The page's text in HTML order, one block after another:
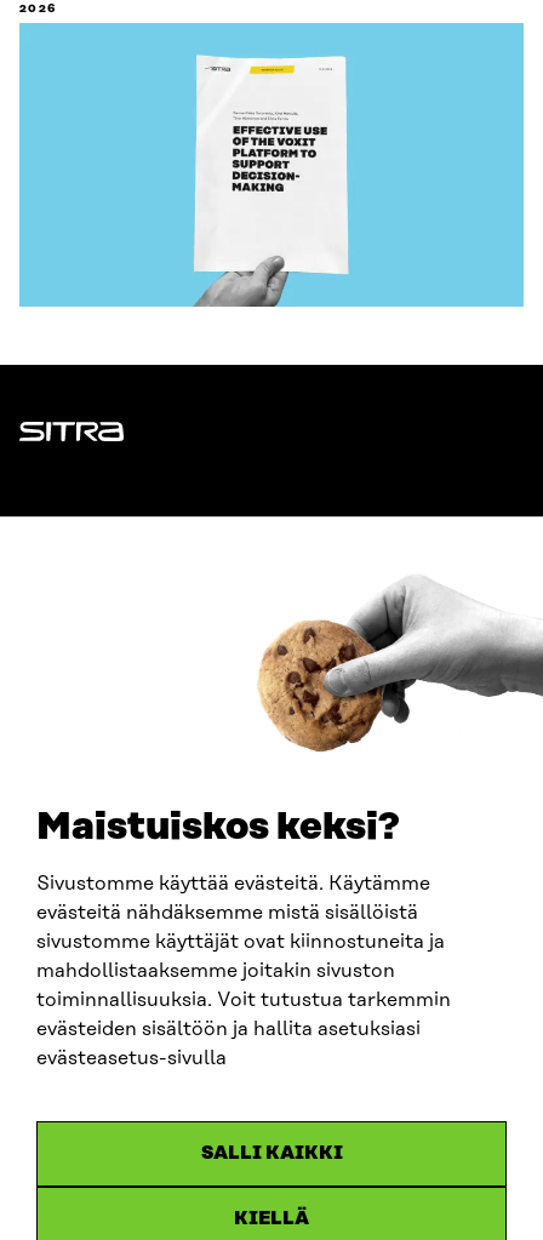
Maistuiskos keksi?
Sivustomme käyttää evästeitä. Käytämme
evästeitä nähdäksemme mistä sisällöistä
sivustomme käyttäjät ovat kiinnostuneita ja
mahdollistaaksemme joitakin sivuston
toiminnallisuuksia. Voit tutustua tarkemmin
evästeiden sisältöön ja hallita asetuksiasi
evästeasetus-sivulla
SALLI KAIKKI
KIELLÄ
2026
Sitra
firstname.lastname@sitra.fi
SITRA ON SOCIAL MEDIA
LinkedIn
Instagram